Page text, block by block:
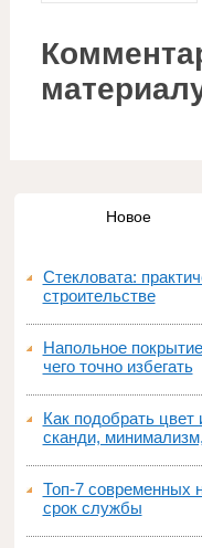
Новое
Стекловата:
строительстве
Напольное
чего точно избегать
Как подобрать цвет
сканди,
Топ‑7 современных
срок службы